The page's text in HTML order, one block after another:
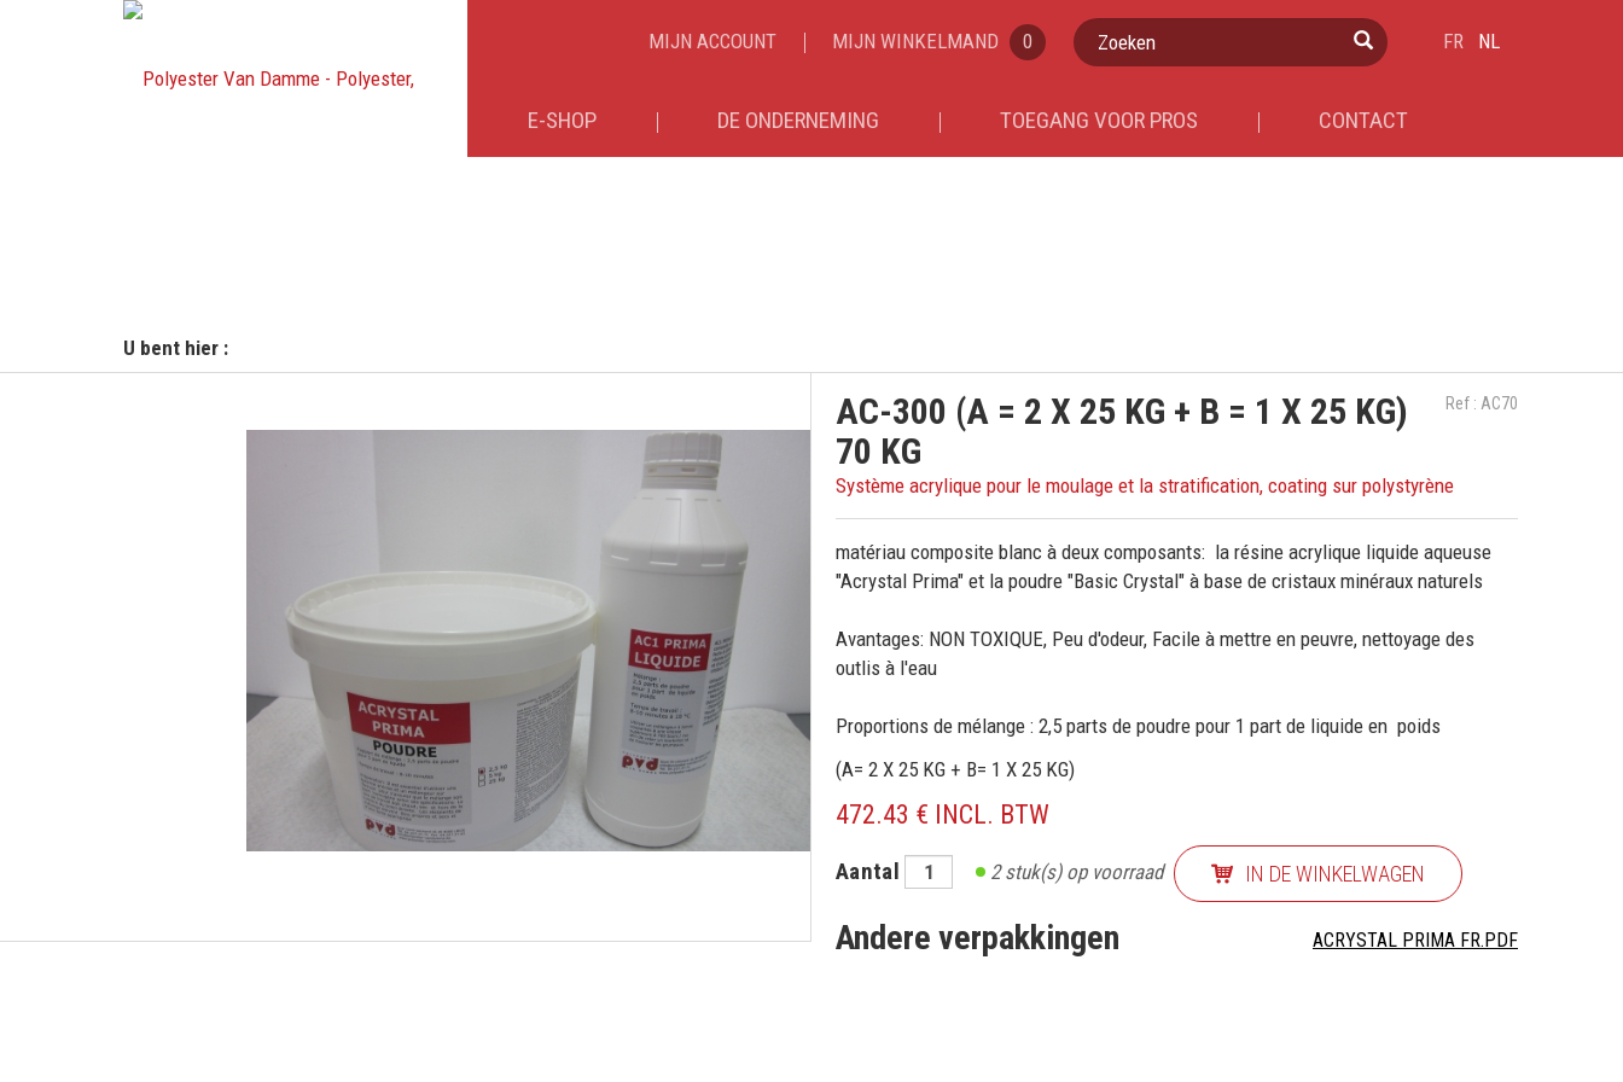
MIJN ACCOUNT MIJN WINKELMAND 0 Zoeken FR NL
E-SHOP DE ONDERNEMING TOEGANG VOOR PROS CONTACT
U bent hier :
Ref : AC70
AC-300 (A = 2 X 25 KG + B = 1 X 25 KG)
70 KG
Système acrylique pour le moulage et la stratification, coating sur polystyrène
matériau composite blanc à deux composants: la résine acrylique liquide aqueuse
"Acrystal Prima" et la poudre "Basic Crystal" à base de cristaux minéraux naturels
Avantages: NON TOXIQUE, Peu d'odeur, Facile à mettre en peuvre, nettoyage des
outlis à l'eau
Proportions de mélange : 2,5 parts de poudre pour 1 part de liquide en poids
(A= 2 X 25 KG + B= 1 X 25 KG)
472.43 € INCL. BTW
Aantal 2stuk(s) op voorraad IN DE WINKELWAGEN
ACRYSTAL PRIMA FR.PDF
Andere verpakkingen